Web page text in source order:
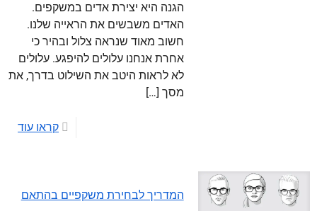
הגנה היא יצירת אדים במשקפים.
האדים משבשים את הראייה שלנו.
חשוב מאוד שנראה צלול ובהיר כי
אחרת אנחנו עלולים להיפגע. עלולים
לא לראות היטב את השילוט בדרך, את
מסך […]
קראו עוד
המדריך לבחירת משקפיים בהתאם